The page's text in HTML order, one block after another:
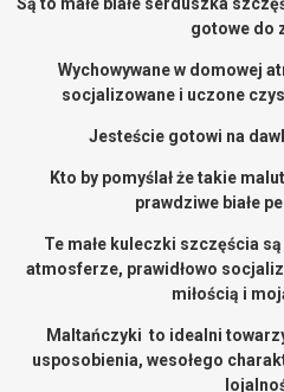
gotowe do
Wychowywane w domowej
socjalizowane i uczone
Jesteście gotowi na
Kto by pomyślał że takie
prawdziwe białe
Te małe kuleczki szczęścia
atmosferze, prawidłowo
miłością i
Maltańczyki to idealni
usposobienia, wesołego